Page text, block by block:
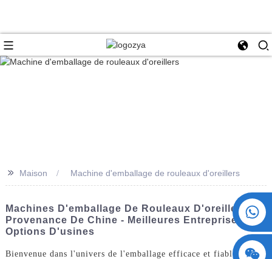
+86 15730993174
>> Maison Machine d'emballage de rouleaux d'oreillers
Machines D'emballage De Rouleaux D'oreillers En
Provenance De Chine - Meilleures Entreprises Et
Options D'usines
Bienvenue dans l'univers de l'emballage efficace et fiable avec